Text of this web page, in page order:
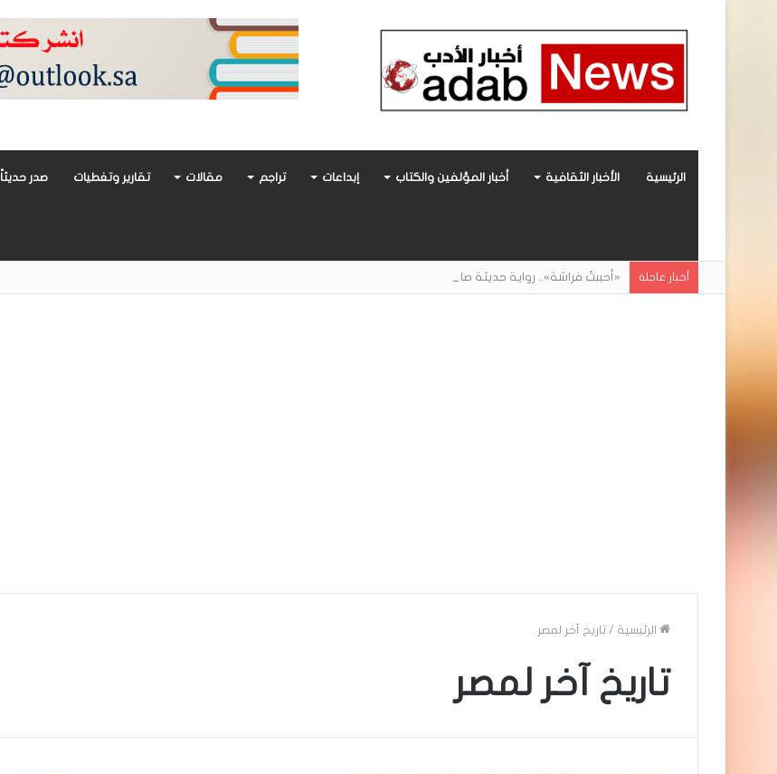
الرئيسية الأخبار الثقافية أخبار المؤلفين والكتاب إبداعات تراجم مقالات تقارير وتغطيات صدر حديثاً
أخبار عاجلة «أحببتُ فراشة».. رواية حديثة صادرة عن مركز الأدب العربي تغوص في هشاشة الحب وصراعات الذات
الرئيسية / تاريخ آخر لمصر
تاريخ آخر لمصر